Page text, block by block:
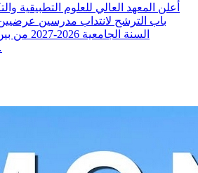
أعلن المعهد العالي للعلوم التطبيقية
باب الترشح لانتداب مدرسين عرضيين
السنة